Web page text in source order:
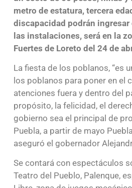
metro de estatura, tercera
discapacidad podrán ingresar
las instalaciones, será en la
Fuertes de Loreto del 24 de
La fiesta de los poblanos, “es
los poblanos para poner en el
atenciones fuera y dentro del
propósito, la felicidad, el
gobierno sea el principal de
Puebla, a partir de mayo
aseguró el gobernador
Se contará con espectáculos
Teatro del Pueblo, Palenque,